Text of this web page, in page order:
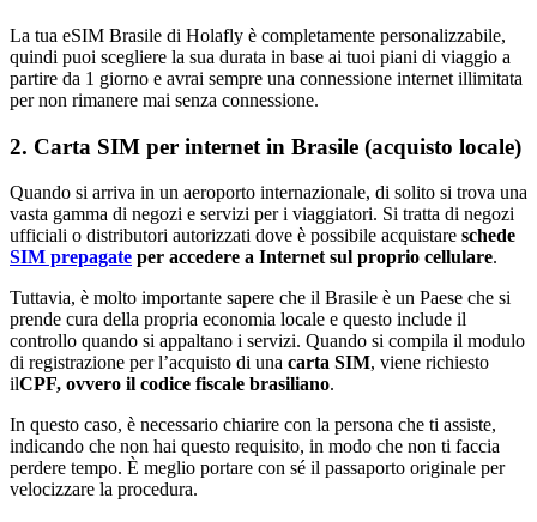
La tua eSIM Brasile di Holafly è completamente personalizzabile,
quindi puoi scegliere la sua durata in base ai tuoi piani di viaggio a
partire da 1 giorno e avrai sempre una connessione internet illimitata
per non rimanere mai senza connessione.
2. Carta SIM per internet in Brasile (acquisto locale)
Quando si arriva in un aeroporto internazionale, di solito si trova una
vasta gamma di negozi e servizi per i viaggiatori. Si tratta di negozi
ufficiali o distributori autorizzati dove è possibile acquistare schede
SIM prepagate per accedere a Internet sul proprio cellulare.
Tuttavia, è molto importante sapere che il Brasile è un Paese che si
prende cura della propria economia locale e questo include il
controllo quando si appaltano i servizi. Quando si compila il modulo
di registrazione per l’acquisto di una carta SIM, viene richiesto
ilCPF, ovvero il codice fiscale brasiliano.
In questo caso, è necessario chiarire con la persona che ti assiste,
indicando che non hai questo requisito, in modo che non ti faccia
perdere tempo. È meglio portare con sé il passaporto originale per
velocizzare la procedura.